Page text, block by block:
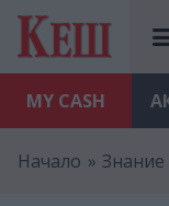
MY CASH
Начало Знание